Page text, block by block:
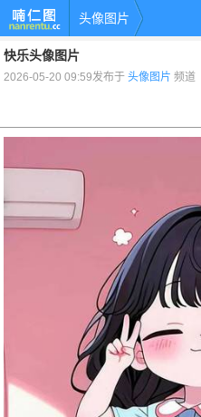
头像图片
快乐头像图片
2026-05-20 09:59发布于头像图片 频道